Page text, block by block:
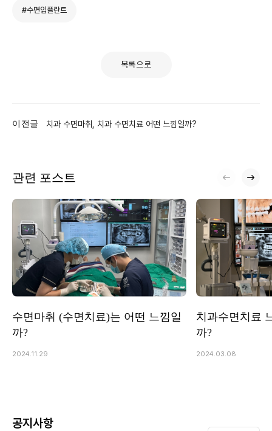
#수면임플란트
목록으로
이전글 치과 수면마취, 치과 수면치료 어떤 느낌일까?
관련 포스트
수면마취 (수면치료)는 어떤 느낌일
까?
2024.11.29
치과수면치료
까?
2024.03.08
공지사항